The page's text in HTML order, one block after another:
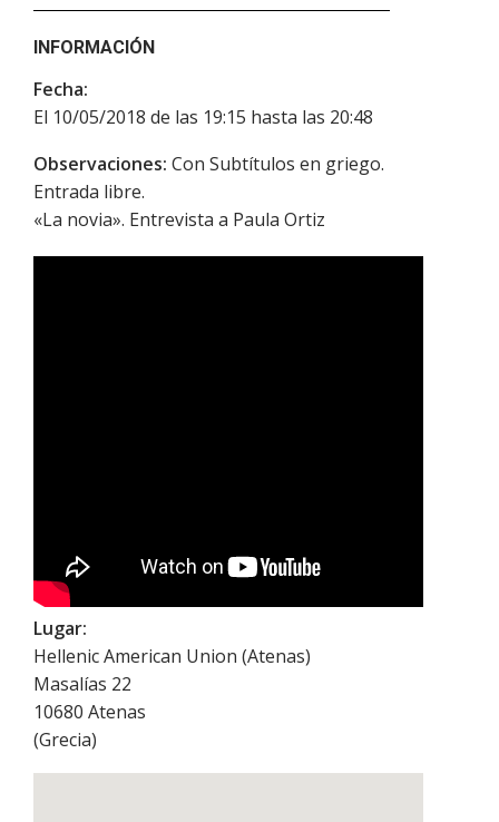
INFORMACIÓN
Fecha:
El 10/05/2018 de las 19:15 hasta las 20:48
Observaciones: Con Subtítulos en griego.
Entrada libre.
«La novia». Entrevista a Paula Ortiz
Lugar:
Hellenic American Union (Atenas)
Masalías 22
10680 Atenas
(Grecia)